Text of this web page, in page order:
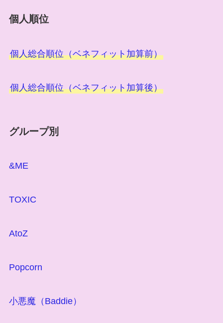
個人順位
個人総合順位（ベネフィット加算前）
個人総合順位（ベネフィット加算後）
グループ別
&ME
TOXIC
AtoZ
Popcorn
小悪魔（Baddie）